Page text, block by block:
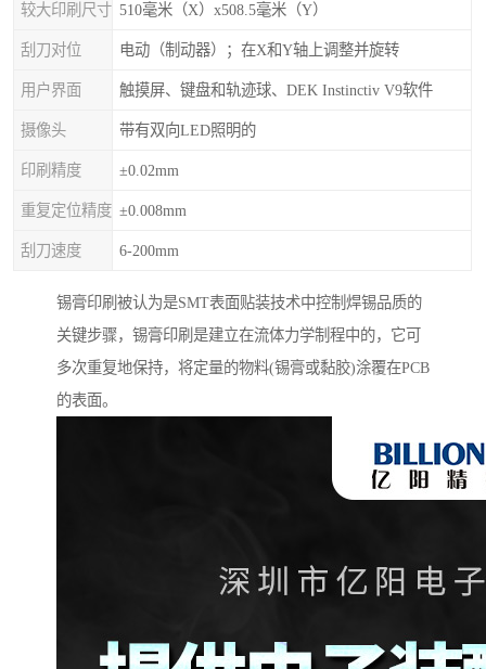
较大印刷尺寸 510毫米（X）x508.5毫米（Y）
刮刀对位 电动（制动器）；在X和Y轴上调整并旋转
用户界面 触摸屏、键盘和轨迹球、DEK Instinctiv V9软件
摄像头 带有双向LED照明的
印刷精度 ±0.02mm
重复定位精度 ±0.008mm
刮刀速度 6-200mm
锡膏印刷被认为是SMT表面贴装技术中控制焊锡品质的
关键步骤，锡膏印刷是建立在流体力学制程中的，它可
多次重复地保持，将定量的物料(锡膏或黏胶)涂覆在PCB
的表面。